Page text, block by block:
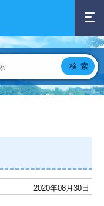
2020年08月30日